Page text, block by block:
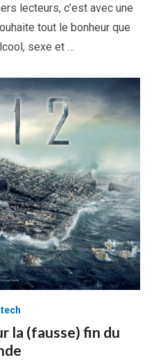
lecteurs, c’est avec une
tout le bonheur que
sexe et …
la (fausse) fin du